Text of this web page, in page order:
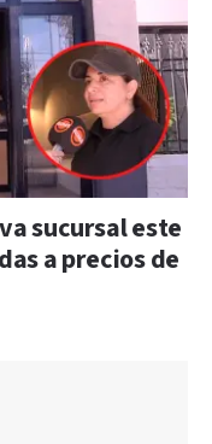
sucursal este
a precios de